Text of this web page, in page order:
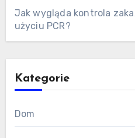
Jak wygląda kontrola
użyciu PCR?
Kategorie
Dom